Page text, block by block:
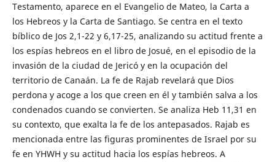
Testamento, aparece en el Evangelio de Mateo, la Carta a
los Hebreos y la Carta de Santiago. Se centra en el texto
bíblico de Jos 2,1-22 y 6,17-25, analizando su actitud frente a
los espías hebreos en el libro de Josué, en el episodio de la
invasión de la ciudad de Jericó y en la ocupación del
territorio de Canaán. La fe de Rajab revelará que Dios
perdona y acoge a los que creen en él y también salva a los
condenados cuando se convierten. Se analiza Heb 11,31 en
su contexto, que exalta la fe de los antepasados. Rajab es
mencionada entre las figuras prominentes de Israel por su
fe en YHWH y su actitud hacia los espías hebreos. A